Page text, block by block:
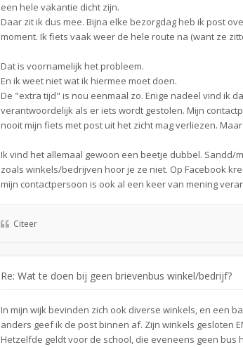
een hele vakantie dicht zijn.
Daar zit ik dus mee. Bijna elke bezorgdag heb ik post
moment. Ik fiets vaak weer de hele route na (want ze
Dat is voornamelijk het probleem.
En ik weet niet wat ik hiermee moet doen.
De "extra tijd" is nou eenmaal zo. Enige nadeel vind ik
verantwoordelijk als er iets wordt gestolen. Mijn
nooit mijn fiets met post uit het zicht mag verliezen.
Ik vind het allemaal gewoon een beetje dubbel.
zoals winkels/bedrijven hoor je ze niet. Op Facebook
mijn contactpersoon is ook al een keer van mening
Citeer
Re: Wat te doen bij geen brievenbus winkel/bedrijf?
In mijn wijk bevinden zich ook diverse winkels, en een
anders geef ik de post binnen af. Zijn winkels gesloten
Hetzelfde geldt voor de school, die eveneens geen